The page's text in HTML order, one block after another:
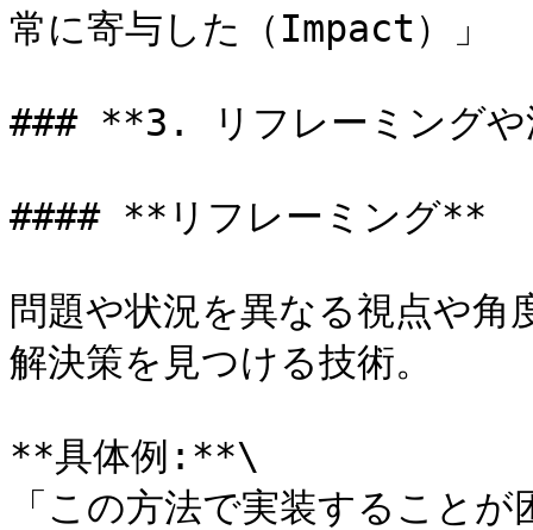
常に寄与した（Impact）」
### **3. リフレーミングや
#### **リフレーミング**
問題や状況を異なる視点や
解決策を見つける技術。
**具体例:**\
「この方法で実装すること